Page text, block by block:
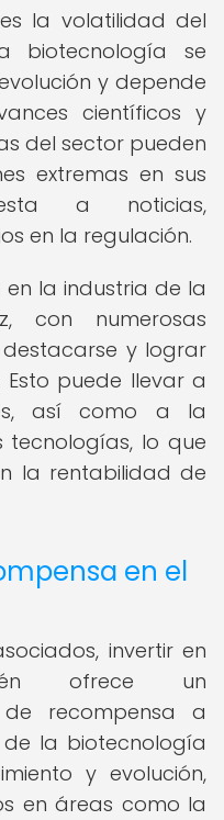
la volatilidad del
biotecnología se
y depende
científicos y
del sector pueden
extremas en sus
a noticias,
en la regulación.
la industria de la
con numerosas
y lograr
puede llevar a
así como a la
tecnologías, lo que
la rentabilidad de
en el
invertir en
ofrece un
recompensa a
la biotecnología
y evolución,
en áreas como la